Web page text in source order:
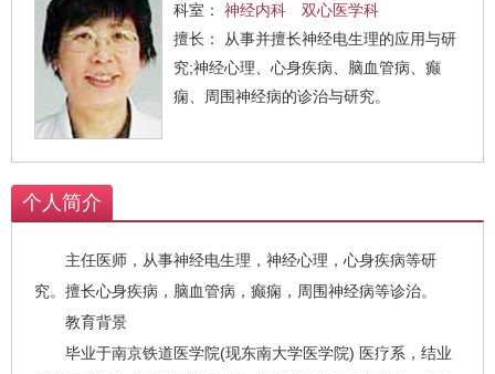
科室： 神经内科
双心医学科
擅长： 从事并擅长神经电生理的应用与研
究;神经心理、心身疾病、脑血管病、癫
痫、周围神经病的诊治与研究。
个人简介
主任医师，从事神经电生理，神经心理，心身疾病等研
究。擅长心身疾病，脑血管病，癫痫，周围神经病等诊治。
教育背景
毕业于南京铁道医学院(现东南大学医学院) 医疗系，结业